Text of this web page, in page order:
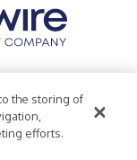
Statement
the storing of
efforts.